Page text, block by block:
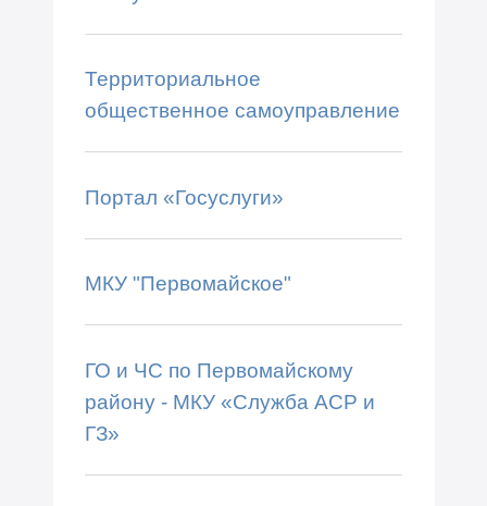
Территориальное
общественное самоуправление
Портал «Госуслуги»
МКУ "Первомайское"
ГО и ЧС по Первомайскому
району - МКУ «Служба АСР и
ГЗ»